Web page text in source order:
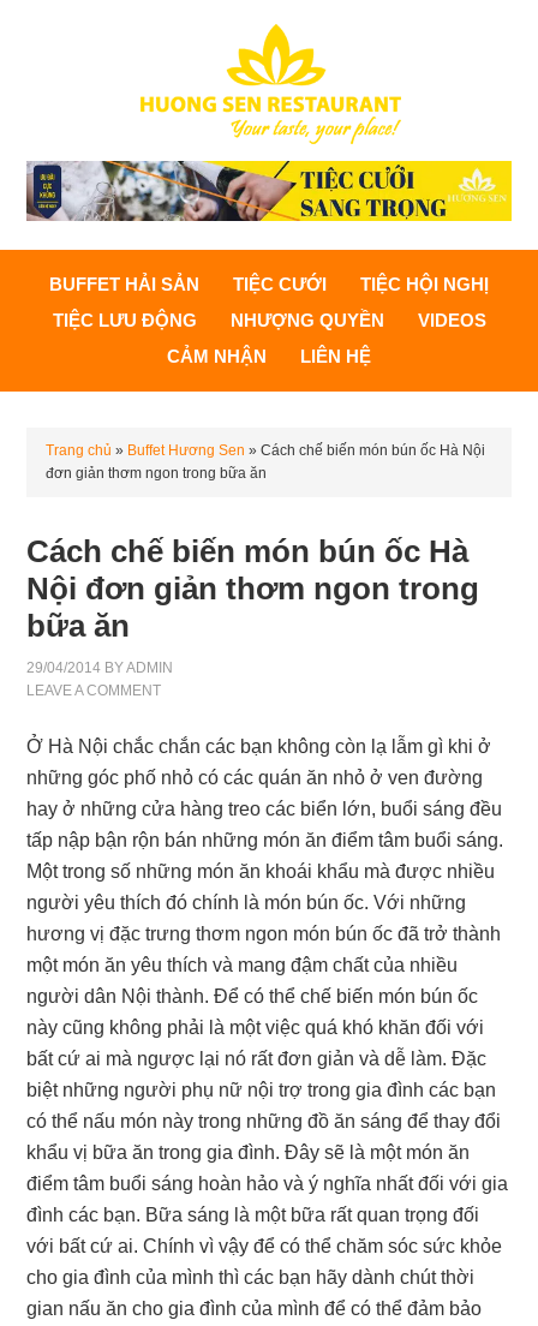
BUFFET HẢI SẢN TIỆC CƯỚI
TIỆC HỘI NGHỊ
TIỆC LƯU ĐỘNG
NHƯỢNG QUYỀN
VIDEOS
CẢM NHẬN
LIÊN HỆ
Trang chủ » Buffet Hương Sen »Cách chế biến món bún ốc Hà Nội
đơn giản thơm ngon trong bữa ăn
Cách chế biến món bún ốc Hà
Nội đơn giản thơm ngon trong
bữa ăn
29/04/2014 BYADMIN
LEAVE A COMMENT
Ở Hà Nội chắc chắn các bạn không còn lạ lẫm gì khi ở
những góc phố nhỏ có các quán ăn nhỏ ở ven đường
hay ở những cửa hàng treo các biển lớn, buổi sáng đều
tấp nập bận rộn bán những món ăn điểm tâm buổi sáng.
Một trong số những món ăn khoái khẩu mà được nhiều
người yêu thích đó chính là món bún ốc. Với những
hương vị đặc trưng thơm ngon món bún ốc đã trở thành
một món ăn yêu thích và mang đậm chất của nhiều
người dân Nội thành. Để có thể chế biến món bún ốc
này cũng không phải là một việc quá khó khăn đối với
bất cứ ai mà ngược lại nó rất đơn giản và dễ làm. Đặc
biệt những người phụ nữ nội trợ trong gia đình các bạn
có thể nấu món này trong những đồ ăn sáng để thay đổi
khẩu vị bữa ăn trong gia đình. Đây sẽ là một món ăn
điểm tâm buổi sáng hoàn hảo và ý nghĩa nhất đối với gia
đình các bạn. Bữa sáng là một bữa rất quan trọng đối
với bất cứ ai. Chính vì vậy để có thể chăm sóc sức khỏe
cho gia đình của mình thì các bạn hãy dành chút thời
gian nấu ăn cho gia đình của mình để có thể đảm bảo